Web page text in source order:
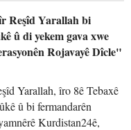
Reşîd Yarallah bi
û di yekem gava xwe
Rojavayê Dîcle"
Yarallah, îro 8ê Tebaxê
û bi fermandarên
Kurdistan24ê,